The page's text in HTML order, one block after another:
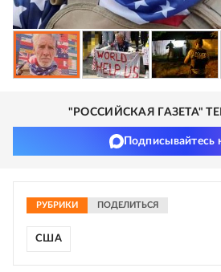
"РОССИЙСКАЯ ГАЗЕТА"
Подписывайтесь
РУБРИКИ ПОДЕЛИТЬСЯ
США